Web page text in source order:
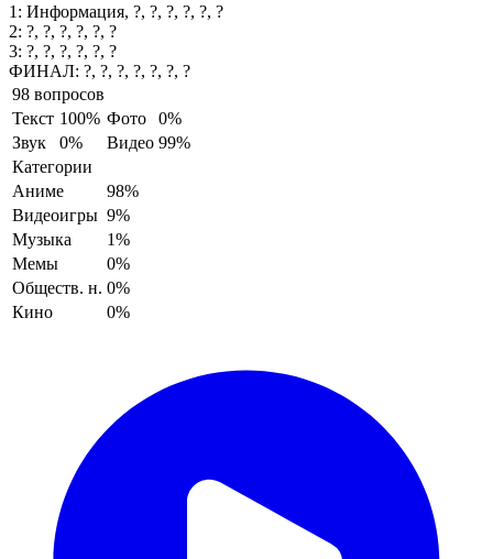
1: Информация, ?, ?, ?, ?, ?, ?
2: ?, ?, ?, ?, ?, ?
3: ?, ?, ?, ?, ?, ?
ФИНАЛ: ?, ?, ?, ?, ?, ?, ?
98 вопросов
Текст 100% Фото
0%
Звук
0% Видео 99%
Категории
Аниме
98%
Видеоигры 9%
Музыка
1%
Мемы
0%
Обществ. н. 0%
Кино
0%